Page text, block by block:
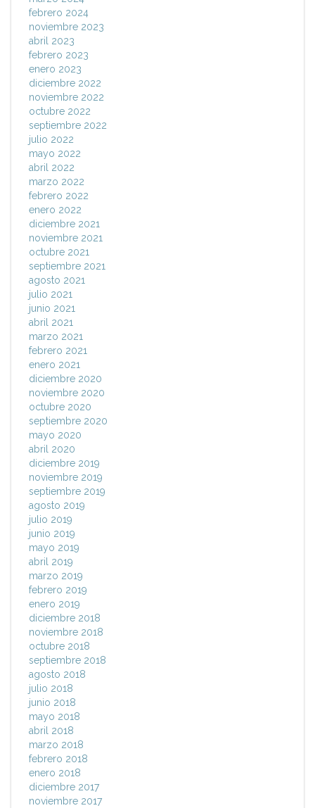
febrero 2024
noviembre 2023
abril 2023
febrero 2023
enero 2023
diciembre 2022
noviembre 2022
octubre 2022
septiembre 2022
julio 2022
mayo 2022
abril 2022
marzo 2022
febrero 2022
enero 2022
diciembre 2021
noviembre 2021
octubre 2021
septiembre 2021
agosto 2021
julio 2021
junio 2021
abril 2021
marzo 2021
febrero 2021
enero 2021
diciembre 2020
noviembre 2020
octubre 2020
septiembre 2020
mayo 2020
abril 2020
diciembre 2019
noviembre 2019
septiembre 2019
agosto 2019
julio 2019
junio 2019
mayo 2019
abril 2019
marzo 2019
febrero 2019
enero 2019
diciembre 2018
noviembre 2018
octubre 2018
septiembre 2018
agosto 2018
julio 2018
junio 2018
mayo 2018
abril 2018
marzo 2018
febrero 2018
enero 2018
diciembre 2017
noviembre 2017